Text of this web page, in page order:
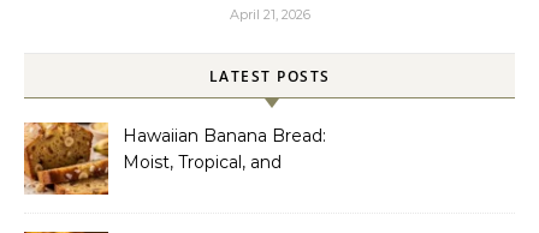
April 21, 2026
LATEST POSTS
Hawaiian Banana Bread:
Moist, Tropical, and